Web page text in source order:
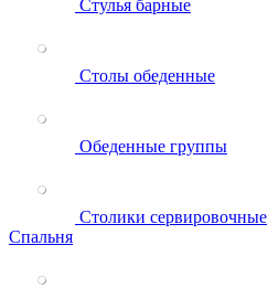
Стулья барные
Столы обеденные
Обеденные группы
Столики сервировочные
Спальня